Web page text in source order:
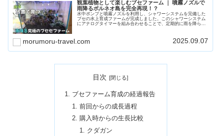
観葉植物として楽しむブセファーム ｜ 噴霧ノズルで
雨降るボルネオ島を完全再現！？
水中ポンプと噴霧ノズルを利用し、シャワーシステムを完備した
ブセの水上育成ファームが完成しました。このシャワーシステム
にアナログタイマーを組み合わせることで、定期的に雨を降らす
morumoru-travel.com 2025.09.07
目次
ブセファーム育成の経過報告
前回からの成長過程
購入時からの生長比較
クダガン